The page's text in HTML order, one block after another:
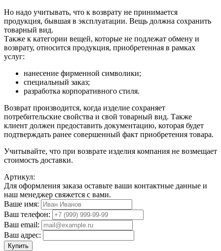
Но надо учитывать, что к возврату не принимается
продукция, бывшая в эксплуатации. Вещь должна сохранить
товарный вид.
Также к категории вещей, которые не подлежат обмену и
возврату, относится продукция, приобретенная в рамках
услуг:
нанесение фирменной символики;
специальный заказ;
разработка корпоративного стиля.
Возврат производится, когда изделие сохраняет
потребительские свойства и свой товарный вид. Также
клиент должен предоставить документацию, которая будет
подтверждать ранее совершенный факт приобретения товара.
Учитывайте, что при возврате изделия компания не возмещает
стоимость доставки.
Артикул:
Для оформления заказа оставьте ваши контактные данные и
наш менеджер свяжется с вами.
Ваше имя:
Ваш телефон:
Ваш email:
Ваш адрес:
Купить